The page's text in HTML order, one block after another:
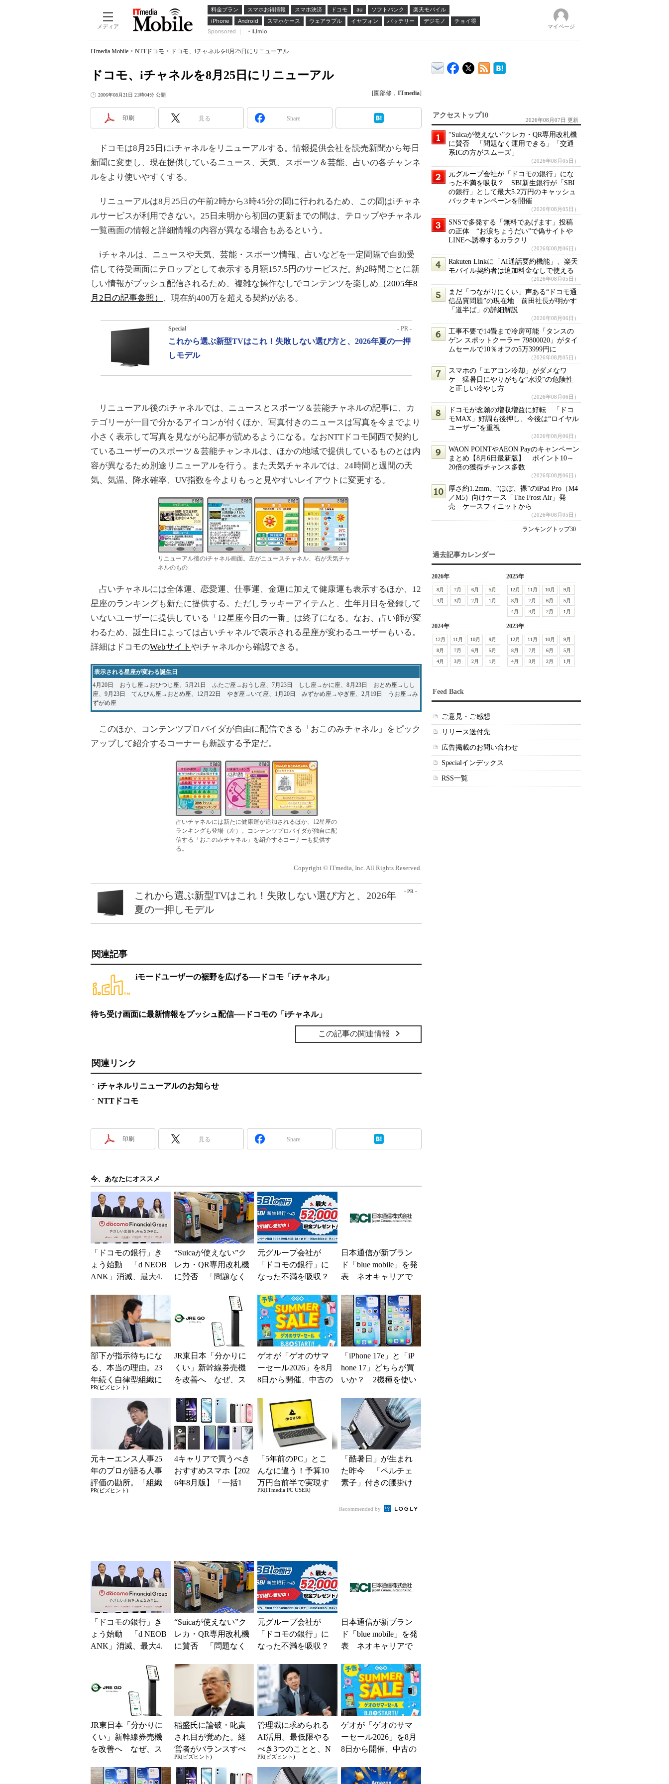
メディア
料金プラン スマホお得情報 スマホ決済 ドコモ au ソフトバンク
楽天モバイル
iPhone
Android スマホケース ウェアラブル イヤフォン バッテリー デジモノ
チョイ得
Sponsored ｜
IIJmio
マイページ
ITmedia Mobile > NTTドコモ > ドコモ、iチャネルを8月25日にリニューアル
ドコモ、iチャネルを8月25日にリニューアル
2006年08月21日 21時04分 公開 [園部修， ITmedia]
印刷 見る Share
ドコモは8月25日にiチャネルをリニューアルする。情報提供会社を読売新聞から毎日
新聞に変更し、現在提供しているニュース、天気、スポーツ＆芸能、占いの各チャンネ
ルをより使いやすくする。
リニューアルは8月25日の午前2時から3時45分の間に行われるため、この間はiチャネ
ルサービスが利用できない。25日未明から初回の更新までの間は、テロップやチャネル
一覧画面の情報と詳細情報の内容が異なる場合もあるという。
iチャネルは、ニュースや天気、芸能・スポーツ情報、占いなどを一定間隔で自動受
信して待受画面にテロップとして表示する月額157.5円のサービスだ。約2時間ごとに新
しい情報がプッシュ配信されるため、複雑な操作なしでコンテンツを楽しめ （2005年8
月2日の記事参照）
、現在約400万を超える契約がある。
Special - PR -
これから選ぶ新型TVはこれ！失敗しない選び方と、2026年夏の一押
しモデル
リニューアル後のiチャネルでは、ニュースとスポーツ＆芸能チャネルの記事に、カ
テゴリーが一目で分かるアイコンが付くほか、写真付きのニュースは写真を今までより
小さく表示して写真を見ながら記事が読めるようになる。なおNTTドコモ関西で契約し
ているユーザーのスポーツ＆芸能チャンネルは、ほかの地域で提供しているものとは内
容が異なるため別途リニューアルを行う。また天気チャネルでは、24時間と週間の天
気、気温、降水確率、UV指数を今よりもっと見やすいレイアウトに変更する。
リニューアル後のiチャネル画面。左がニュースチャネル、右が天気チャ
ネルのもの
占いチャネルには全体運、恋愛運、仕事運、金運に加えて健康運も表示するほか、12
星座のランキングも新たに提供する。ただしラッキーアイテムと、生年月日を登録して
いないユーザーに提供している「12星座今日の一番」は終了になる。なお、占い師が変
わるため、誕生日によっては占いチャネルで表示される星座が変わるユーザーもいる。
詳細はドコモのWebサイト やiチャネルから確認できる。
表示される星座が変わる誕生日
4月20日 おうし座→おひつじ座、5月21日 ふたご座→おうし座、7月23日 しし座→かに座、8月23日 おとめ座→しし
座、9月23日 てんびん座→おとめ座、12月22日 やぎ座→いて座、1月20日 みずかめ座→やぎ座、2月19日 うお座→み
ずがめ座
このほか、コンテンツプロバイダが自由に配信できる「おこのみチャネル」をピック
アップして紹介するコーナーも新設する予定だ。
占いチャネルには新たに健康運が追加されるほか、12星座の
ランキングも登場（左）。コンテンツプロバイダが独自に配
信する「おこのみチャネル」を紹介するコーナーも提供す
る。
Copyright © ITmedia, Inc. All Rights Reserved.
- PR -
これから選ぶ新型TVはこれ！失敗しない選び方と、2026年
夏の一押しモデル
関連記事
iモードユーザーの裾野を広げる──ドコモ「iチャネル」
待ち受け画面に最新情報をプッシュ配信──ドコモの「iチャネル」
この記事の関連情報
関連リンク
iチャネルリニューアルのお知らせ
NTTドコモ
印刷 見る Share
今、あなたにオススメ
「ドコモの銀行」き
ょう始動 「d NEOB
ANK」消滅、最大4.
解説
“Suicaが使えない”ク
レカ・QR専用改札機
に賛否 「問題なく
系ICの方がスムー...
元グループ会社が
「ドコモの銀行」に
なった不満を吸収？
BIの銀行」として最
大5....
日本通信が新ブラン
ド「blue mobile」を発
表 ネオキャリアで
部下が指示待ちにな
る、本当の理由。23
年続く自律型組織に
共通する「3つの要
PR(ビズヒント)
JR東日本「分かりに
くい」新幹線券売機
を改善へ なぜ、ス
の最短1分購入」を実
現？
ゲオが「ゲオのサマ
ーセール2026」を8月
8日から開催、中古の
得に
「iPhone 17e」と「iP
hone 17」どちらが買
いか？ 2機種を使い
元キーエンス人事25
年のプロが語る人事
評価の勘所。「組織
を腐らせるNG評価」
PR(ビズヒント)
4キャリアで買うべき
おすすめスマホ【202
6年8月版】「一括1
「5年前のPC」とこ
んなに違う！予算10
万円台前半で実現す
る快適PCライフ
PR(ITmedia PC USER)
「酷暑日」が生まれ
た昨今 「ペルチェ
素子」付きの腰掛け
る？
Recommended by
「ドコモの銀行」き
ょう始動 「d NEOB
ANK」消滅、最大4.
“Suicaが使えない”ク
レカ・QR専用改札機
に賛否 「問題なく
系ICの方がスムー...
元グループ会社が
「ドコモの銀行」に
なった不満を吸収？
BIの銀行」として最
大5....
日本通信が新ブラン
ド「blue mobile」を発
表 ネオキャリアで
JR東日本「分かりに
くい」新幹線券売機
を改善へ なぜ、ス
の最短1分購入」を実
稲盛氏に論破・叱責
され目が覚めた。経
営者がバランスすべ
き2つの背反
PR(ビズヒント)
管理職に求められる
AI活用。最低限やる
べき3つのことと、N
Gな自己認識
PR(ビズヒント)
ゲオが「ゲオのサマ
ーセール2026」を8月
8日から開催、中古の
得に
アクセストップ10
2026年08月07日 更新
“Suicaが使えない”クレカ・QR専用改札機
に賛否 「問題なく運用できる」「交通
系ICの方がスムーズ」
（2026年08月05日）
元グループ会社が「ドコモの銀行」にな
った不満を吸収？ SBI新生銀行が「SBI
の銀行」として最大5.2万円のキャッシュ
バックキャンペーンを開催
（2026年08月05日）
SNSで多発する「無料であげます」投稿
の正体 “お涙ちょうだい”で偽サイトや
LINEへ誘導するカラクリ
（2026年08月06日）
Rakuten Linkに「AI通話要約機能」、楽天
モバイル契約者は追加料金なしで使える
（2026年08月05日）
まだ「つながりにくい」声ある“ドコモ通
信品質問題”の現在地 前田社長が明かす
「道半ば」の詳細解説
（2026年08月06日）
工事不要で14畳まで冷房可能「タンスの
ゲン スポットクーラー 79800020」がタイ
ムセールで10％オフの5万3999円に
（2026年08月05日）
スマホの「エアコン冷却」がダメなワ
ケ 猛暑日にやりがちな“水没”の危険性
と正しい冷やし方
（2026年08月06日）
ドコモが念願の増収増益に好転 「ドコ
モMAX」好調も後押し、今後は“ロイヤル
ユーザー”を重視
（2026年08月06日）
WAON POINTやAEON Payのキャンペーン
まとめ【8月6日最新版】 ポイント10～
20倍の獲得チャンス多数
（2026年08月06日）
厚さ約1.2mm、“ほぼ、裸”のiPad Pro（M4
／M5）向けケース「The Frost Air」発
売 ケースフィニットから
（2026年08月05日）
ランキングトップ30
過去記事カレンダー
2026年
8月 7月 6月
5月
4月
3月 2月 1月
2025年
12月 11月 10月
9月
8月
7月 6月
5月
4月
3月 2月 1月
2024年
12月 11月 10月
9月
8月
7月 6月
5月
4月
3月 2月 1月
2023年
12月 11月 10月
9月
8月
7月 6月
5月
4月
3月 2月 1月
Feed Back
ご意見・ご感想
リリース送付先
広告掲載のお問い合わせ
Specialインデックス
RSS一覧